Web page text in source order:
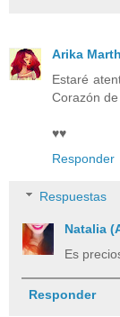
Arika
Estaré
Corazón
♥♥
Responder
Respuestas
Natalia
Es
Responder